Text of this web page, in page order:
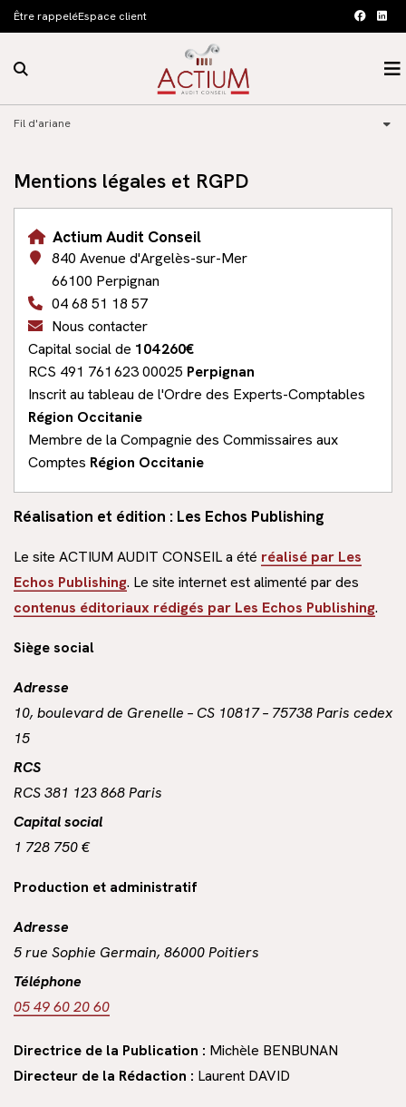
Être rappeléEspace client facebook
Accueil
Notre cabinet
Nos bureaux
Nos équipes
Recrutement
Nos outils collaboratifs
Comptabilité et fiscalité
Audit et commissariat aux comptes
Gestion sociale RH et Paie
Conseil en création d’entreprise
Conseil en gestion de patrimoine
Juridique d’entreprise
Conseils en gestion d’entreprise
Actualités
Actualités
Échéancier
Simulateurs
Blog
Contact
Rechercher sur le site
Fil d'ariane
Mentions légales et RGPD
Actium Audit Conseil
840 Avenue d'Argelès-sur-Mer
66100 Perpignan
04 68 51 18 57
Nous contacter
Capital social de 104 260€
RCS 491 761 623 00025 Perpignan
Inscrit au tableau de l'Ordre des Experts-Comptables
Région Occitanie
Membre de la Compagnie des Commissaires aux
Comptes Région Occitanie
Réalisation et édition : Les Echos Publishing
Le site ACTIUM AUDIT CONSEIL a été réalisé par Les
Echos Publishing. Le site internet est alimenté par des
contenus éditoriaux rédigés par Les Echos Publishing.
Siège social
Adresse
10, boulevard de Grenelle – CS 10817 – 75738 Paris cedex
15
RCS
RCS 381 123 868 Paris
Capital social
1 728 750 €
Production et administratif
Adresse
5 rue Sophie Germain, 86000 Poitiers
Téléphone
05 49 60 20 60
Directrice de la Publication : Michèle BENBUNAN
Directeur de la Rédaction : Laurent DAVID